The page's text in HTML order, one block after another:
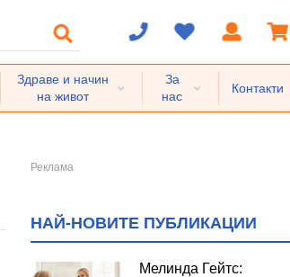
Здраве и начин
на живот
За
нас
Контакти
НАЙ-НОВИТЕ ПУБЛИКАЦИИ
Мелинда Гейтс: